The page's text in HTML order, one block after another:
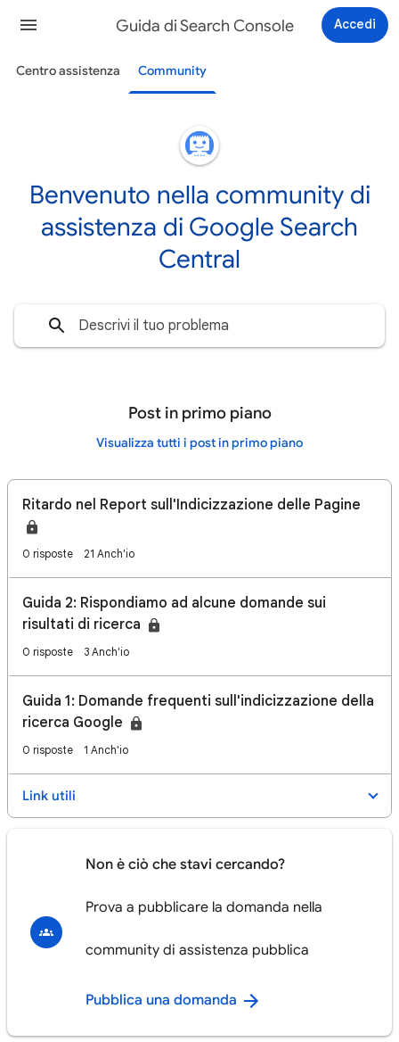
Guida di Search Console Accedi
Centro assistenza Community
Benvenuto nella community di
assistenza di Google Search
Central
Post in primo piano
Visualizza tutti i post in primo piano
Ritardo nel Report sull'Indicizzazione delle Pagine
0 risposte 21 Anch'io
Guida 2: Rispondiamo ad alcune domande sui
risultati di ricerca
0 risposte 3 Anch'io
Guida 1: Domande frequenti sull'indicizzazione della
ricerca Google
0 risposte 1 Anch'io
Link utili
Non è ciò che stavi cercando?
Prova a pubblicare la domanda nella
community di assistenza pubblica
Pubblica una domanda